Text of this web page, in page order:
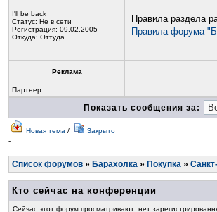
I'll be back
Статус: Не в сети
Регистрация: 09.02.2005
Откуда: Оттуда
Правила раздела
Правила форума
Реклама
Партнер
Показать сообщения за:
Новая тема /
Закрыто
-
Список форумов » Барахолка » Покупка »
Кто сейчас на конференции
Сейчас этот форум просматривают: нет